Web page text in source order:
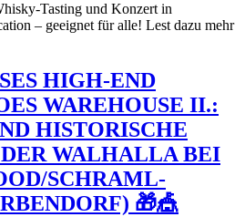
Tasting und Konzert in
– geeignet für alle! Lest dazu mehr
HIGH-END
WAREHOUSE II.:
HISTORISCHE
WALHALLA BEI
SCHRAML-
🎁🎪